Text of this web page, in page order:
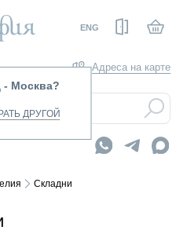
ENG Вход
Адреса на карте
- Москва?
ДРУГОЙ
Складни